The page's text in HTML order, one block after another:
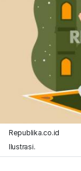
Republika.co.id
Ilustrasi.